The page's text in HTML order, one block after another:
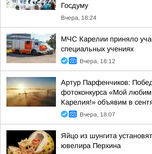
Госдуму
Вчера, 18:24
МЧС Карелии приняло
специальных учениях
Вчера, 18:12
Артур Парфенчиков:
фотоконкурса «Мой
Карелия!» объявим в
Вчера, 18:07
Яйцо из шунгита
ювелира Перхина